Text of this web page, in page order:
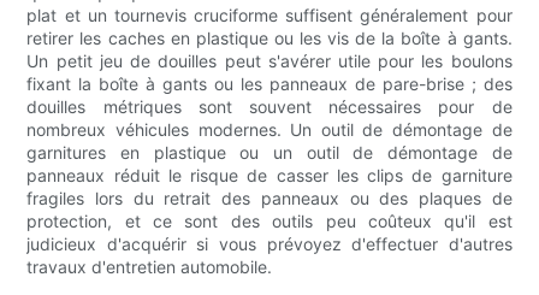
plat et un tournevis cruciforme suffisent généralement pour
retirer les caches en plastique ou les vis de la boîte à gants.
Un petit jeu de douilles peut s'avérer utile pour les boulons
fixant la boîte à gants ou les panneaux de pare-brise ; des
douilles métriques sont souvent nécessaires pour de
nombreux véhicules modernes. Un outil de démontage de
garnitures en plastique ou un outil de démontage de
panneaux réduit le risque de casser les clips de garniture
fragiles lors du retrait des panneaux ou des plaques de
protection, et ce sont des outils peu coûteux qu'il est
judicieux d'acquérir si vous prévoyez d'effectuer d'autres
travaux d'entretien automobile.